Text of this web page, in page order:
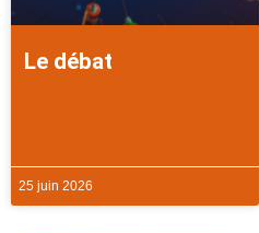
Le débat
25 juin 2026